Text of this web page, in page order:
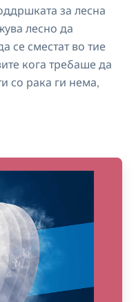
за лесна
лесно да
се сместат во тие
кога требаше да
со рака ги нема,